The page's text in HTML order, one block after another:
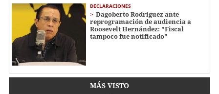
DECLARACIONES
Dagoberto Rodríguez ante
reprogramación de audiencia a
Roosevelt Hernández: "Fiscal
tampoco fue notificado"
MÁS VISTO